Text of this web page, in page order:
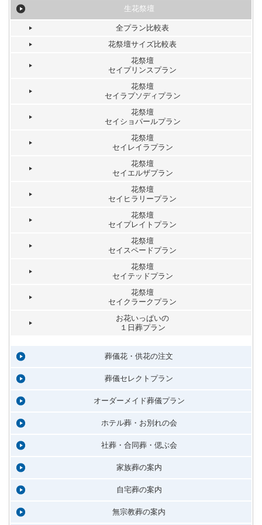
生花祭壇
全プラン比較表
花祭壇サイズ比較表
花祭壇
セイプリンスプラン
花祭壇
セイラプソディプラン
花祭壇
セイショパールプラン
花祭壇
セイレイラプラン
花祭壇
セイエルザプラン
花祭壇
セイヒラリープラン
花祭壇
セイプレイトプラン
花祭壇
セイスペードプラン
花祭壇
セイテッドプラン
花祭壇
セイクラークプラン
お花いっぱいの
１日葬プラン
葬儀花・供花の注文
葬儀セレクトプラン
オーダーメイド葬儀プラン
ホテル葬・お別れの会
社葬・合同葬・偲ぶ会
家族葬の案内
自宅葬の案内
無宗教葬の案内